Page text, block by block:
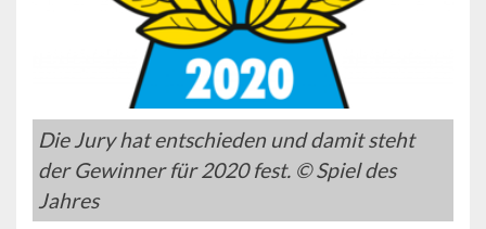
Die Jury hat entschieden und damit steht
der Gewinner für 2020 fest. © Spiel des
Jahres